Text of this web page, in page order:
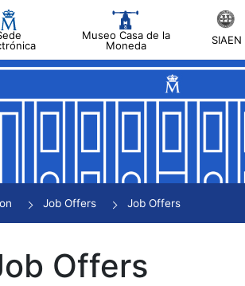
Museo Casa de la
Moneda
SIAEN
Job Offers Job Offers
Offers